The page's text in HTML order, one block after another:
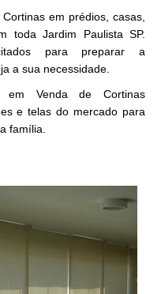
em prédios, casas,
toda Jardim Paulista SP.
para preparar a
a sua necessidade.
em Venda de Cortinas
e telas do mercado para
família.